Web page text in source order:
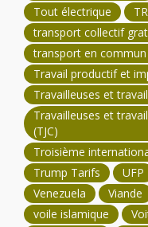
Tout électrique
transport collectif
transport en
Travail productif et
Travailleuses et
Travailleuses et
(TJC)
Troisième
Trump Tarifs
UFP
Venezuela
Viande
voile islamique